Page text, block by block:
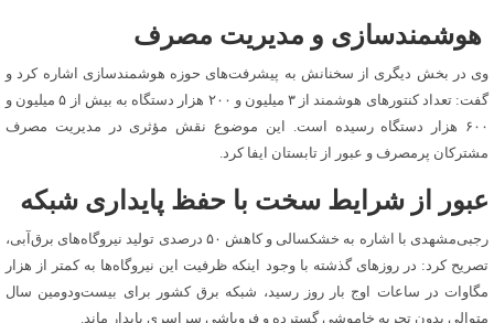
هوشمندسازی و مدیریت مصرف
وی در بخش دیگری از سخنانش به پیشرفت‌های حوزه هوشمندسازی اشاره کرد و
گفت: تعداد کنتورهای هوشمند از ۳ میلیون و ۲۰۰ هزار دستگاه به بیش از ۵ میلیون و
۶۰۰ هزار دستگاه رسیده است. این موضوع نقش مؤثری در مدیریت مصرف
مشترکان پرمصرف و عبور از تابستان ایفا کرد.
عبور از شرایط سخت با حفظ پایداری شبکه
رجبی‌مشهدی با اشاره به خشکسالی و کاهش ۵۰ درصدی تولید نیروگاه‌های برق‌آبی،
تصریح کرد: در روزهای گذشته با وجود اینکه ظرفیت این نیروگاه‌ها به کمتر از هزار
مگاوات در ساعات اوج بار روز رسید، شبکه برق کشور برای بیست‌ودومین سال
متوالی بدون تجربه خاموشی گسترده و فروپاشی سراسری پایدار ماند.